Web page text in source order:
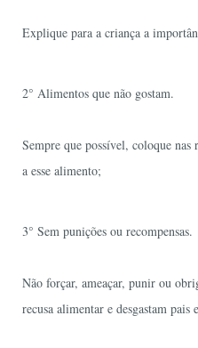
Explique para a criança a
2° Alimentos que não gostam.
Sempre que possível, coloque
a esse alimento;
3° Sem punições ou recompensas.
Não forçar, ameaçar, punir ou
recusa alimentar e desgastam pais